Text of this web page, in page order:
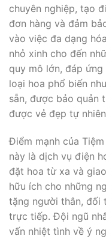
chuyên nghiệp, tạo
đơn hàng và đảm
vào việc đa dạng
nhỏ xinh cho đến
quy mô lớn, đáp ứng
loại hoa phổ biến
sẵn, được bảo quản
được vẻ đẹp tự
Điểm mạnh của
này là dịch vụ điện
đặt hoa từ xa và
hữu ích cho những
tặng người thân, đối
trực tiếp. Đội ngũ
vấn nhiệt tình về ý